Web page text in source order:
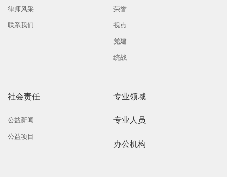
律师风采
联系我们
荣誉
视点
党建
统战
社会责任
公益新闻
公益项目
专业领域
专业人员
办公机构